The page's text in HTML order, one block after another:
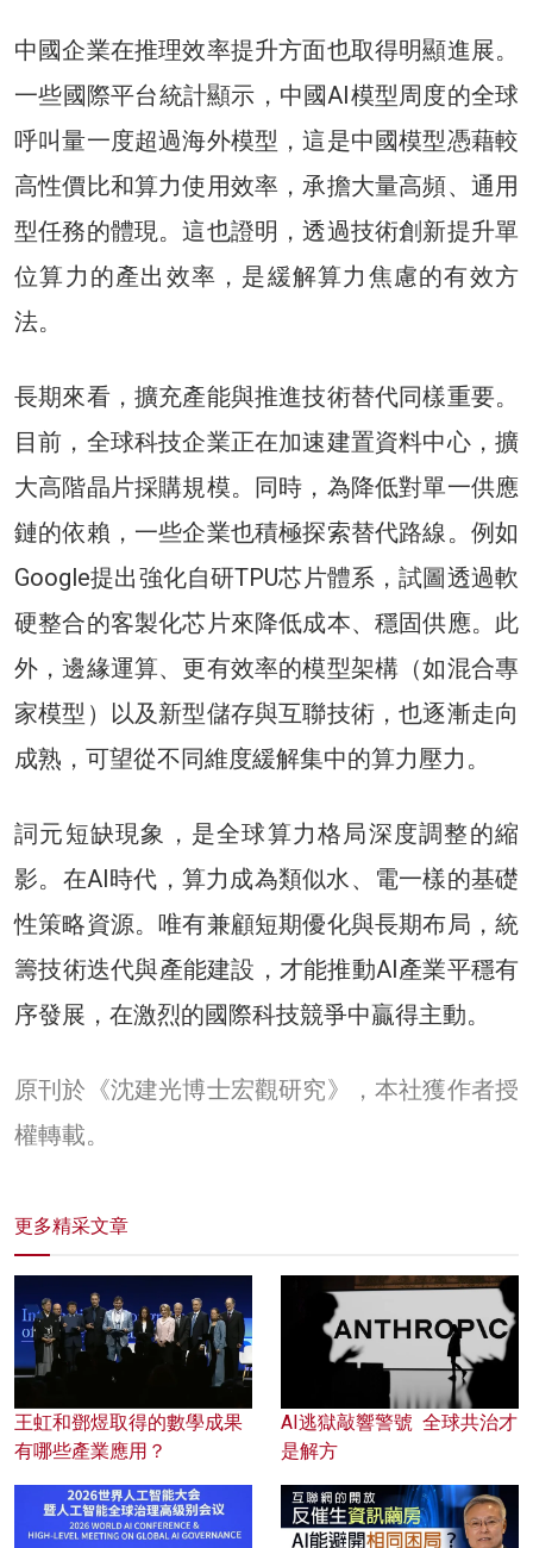
中國企業在推理效率提升方面也取得明顯進展。
一些國際平台統計顯示，中國AI模型周度的全球
呼叫量一度超過海外模型，這是中國模型憑藉較
高性價比和算力使用效率，承擔大量高頻、通用
型任務的體現。這也證明，透過技術創新提升單
位算力的產出效率，是緩解算力焦慮的有效方
法。
長期來看，擴充產能與推進技術替代同樣重要。
目前，全球科技企業正在加速建置資料中心，擴
大高階晶片採購規模。同時，為降低對單一供應
鏈的依賴，一些企業也積極探索替代路線。例如
Google提出強化自研TPU芯片體系，試圖透過軟
硬整合的客製化芯片來降低成本、穩固供應。此
外，邊緣運算、更有效率的模型架構（如混合專
家模型）以及新型儲存與互聯技術，也逐漸走向
成熟，可望從不同維度緩解集中的算力壓力。
詞元短缺現象，是全球算力格局深度調整的縮
影。在AI時代，算力成為類似水、電一樣的基礎
性策略資源。唯有兼顧短期優化與長期布局，統
籌技術迭代與產能建設，才能推動AI產業平穩有
序發展，在激烈的國際科技競爭中贏得主動。
原刊於《沈建光博士宏觀研究》，本社獲作者授
權轉載。
更多精采文章
王虹和鄧煜取得的數學成果
有哪些產業應用？
AI逃獄敲響警號 全球共治才
是解方